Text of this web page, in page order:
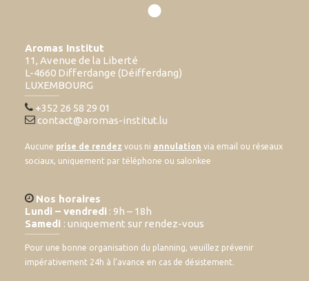
Aromas Institut
11, Avenue de la Liberté
L-4660 Differdange (Déifferdang)
LUXEMBOURG
+352 26 58 29 01
contact@aromas-institut.lu
Aucune prise de rendez vous ni annulation via email ou réseaux
sociaux, uniquement par téléphone ou salonkee
Nos horaires
Lundi – vendredi : 9h – 18h
Samedi : uniquement sur rendez-vous
Pour une bonne organisation du planning, veuillez prévenir
impérativement 24h à l’avance en cas de désistement.